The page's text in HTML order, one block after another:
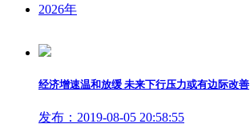
2026年
经济增速温和放缓 未来下行压力或有边际改善
发布：2019-08-05 20:58:55